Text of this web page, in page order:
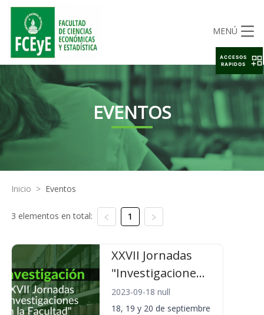
MENÚ
EVENTOS
Inicio > Eventos
3 elementos en total: 1
XXVII Jornadas
"Investigacione...
2023-09-18 null
18, 19 y 20 de septiembre
ACCESOS
RAPIDOS